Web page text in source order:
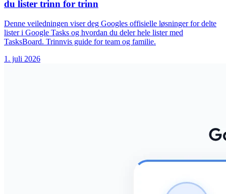
du lister trinn for trinn
Denne veiledningen viser deg Googles offisielle løsninger for delte
lister i Google Tasks og hvordan du deler hele lister med
TasksBoard. Trinnvis guide for team og familie.
1. juli 2026